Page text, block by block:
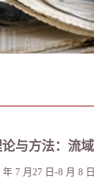
与方法：流
年 7 月 27 日 -8 月 8